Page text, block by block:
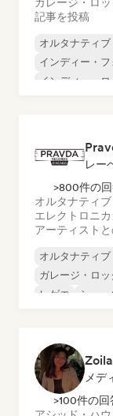
記事を投稿
オルタナティブ
インディー・フ
インディー・ロ
レー
>800件の
オルタナティ
エレクトロニカ
アーティスト
オルタナティブ
ガレージ・ロッ
レゲエ
シュー
メデ
>100件の回